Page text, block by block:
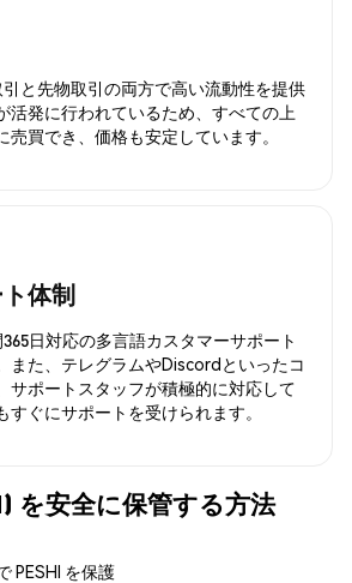
と先物取引の両方で高い流動性を提供
活発に行われているため、すべての上
売買でき、価格も安定しています。
体制
日対応の多言語カスタマーサポート
また、テレグラムやDiscordといったコ
サポートスタッフが積極的に対応して
すぐにサポートを受けられます。
を安全に保管する方法
PESHI を保護